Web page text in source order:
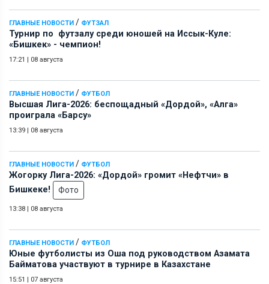
ГЛАВНЫЕ НОВОСТИ / ФУТЗАЛ
Турнир по футзалу среди юношей на Иссык-Куле:
«Бишкек» - чемпион!
17:21 | 08 августа
ГЛАВНЫЕ НОВОСТИ / ФУТБОЛ
Высшая Лига-2026: беспощадный «Дордой», «Алга»
проиграла «Барсу»
13:39 | 08 августа
ГЛАВНЫЕ НОВОСТИ / ФУТБОЛ
Жогорку Лига-2026: «Дордой» громит «Нефтчи» в
Бишкеке!
Фото
13:38 | 08 августа
ГЛАВНЫЕ НОВОСТИ / ФУТБОЛ
Юные футболисты из Оша под руководством Азамата
Байматова участвуют в турнире в Казахстане
15:51 | 07 августа